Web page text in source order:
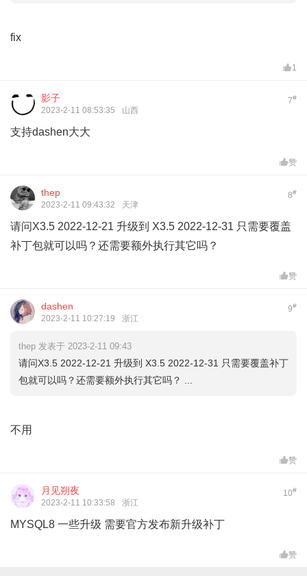
fix
1
7#
影子
2023-2-11 08:53:35 山西
支持dashen大大
赞
8#
thep
2023-2-11 09:43:32 天津
请问X3.5 2022-12-21 升级到 X3.5 2022-12-31 只需要覆盖
补丁包就可以吗？还需要额外执行其它吗？
赞
9#
dashen
2023-2-11 10:27:19 浙江
thep 发表于 2023-2-11 09:43
请问X3.5 2022-12-21 升级到 X3.5 2022-12-31 只需要覆盖补丁
包就可以吗？还需要额外执行其它吗？ ...
不用
赞
10#
月见朔夜
2023-2-11 10:33:58 浙江
MYSQL8 一些升级 需要官方发布新升级补丁
赞